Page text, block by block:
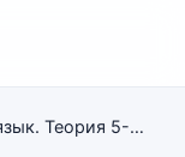
В.В. Бабайцева, Л.Д. Чеснокова Русский язык. Теория 5-9 класс